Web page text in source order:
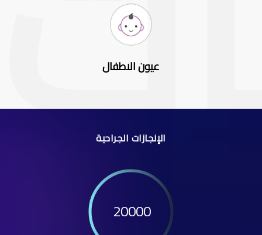
عيون الاطفال
الإنجازات الجراحية
20000